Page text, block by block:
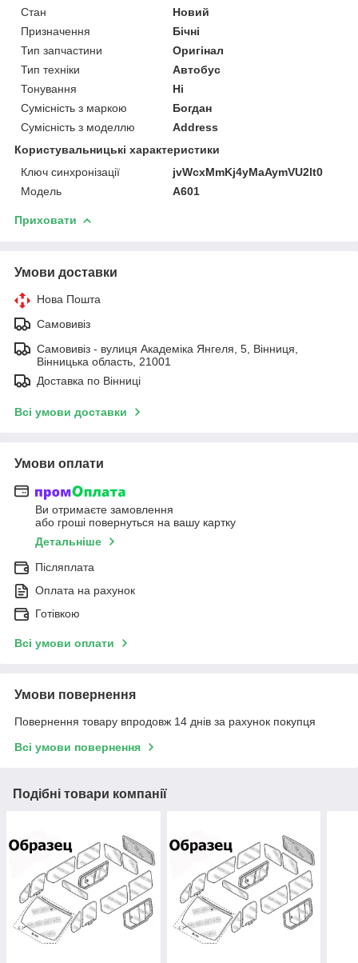
Стан
Новий
Призначення
Бічні
Тип запчастини
Оригінал
Тип техніки
Автобус
Тонування
Ні
Сумісність з маркою
Богдан
Сумісність з моделлю
Address
Користувальницькі характеристики
Ключ синхронізації
jvWcxMmKj4yMaAymVU2lt0
Мoдель
А601
Приховати
Умови доставки
Нова Пошта
Самовивіз
Самовивіз - вулиця Академіка Янгеля, 5, Вінниця,
Вінницька область, 21001
Доставка по Вінниці
Всі умови доставки
Умови оплати
Ви отримаєте замовлення
або гроші повернуться на вашу картку
Детальніше
Післяплата
Оплата на рахунок
Готівкою
Всі умови оплати
Умови повернення
Повернення товару впродовж 14 днів за рахунок покупця
Всі умови повернення
Подібні товари компанії